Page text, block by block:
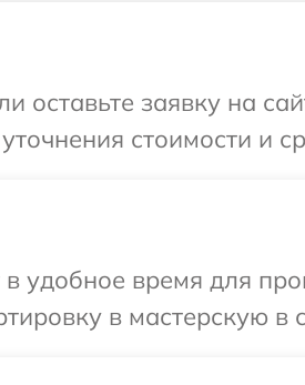
оставьте заявку на
стоимости и
удобное время для
в мастерскую в